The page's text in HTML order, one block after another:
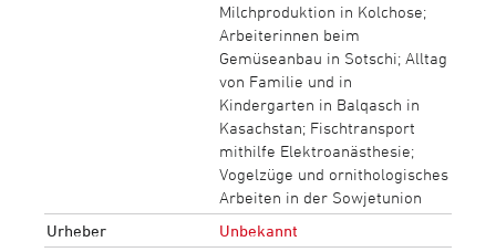
Milchproduktion in Kolchose;
Arbeiterinnen beim
Gemüseanbau in Sotschi; Alltag
von Familie und in
Kindergarten in Balqasch in
Kasachstan; Fischtransport
mithilfe Elektroanästhesie;
Vogelzüge und ornithologisches
Arbeiten in der Sowjetunion
Urheber
Unbekannt